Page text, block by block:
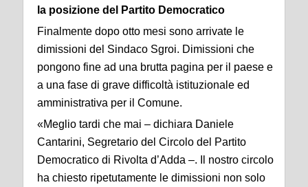
la posizione del Partito Democratico
Finalmente dopo otto mesi sono arrivate le
dimissioni del Sindaco Sgroi. Dimissioni che
pongono fine ad una brutta pagina per il paese e
a una fase di grave difficoltà istituzionale ed
amministrativa per il Comune.
«Meglio tardi che mai – dichiara Daniele
Cantarini, Segretario del Circolo del Partito
Democratico di Rivolta d’Adda –. Il nostro circolo
ha chiesto ripetutamente le dimissioni non solo